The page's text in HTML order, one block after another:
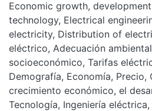
Economic growth,
technology, Electrical
electricity, Distribution of
eléctrico, Adecuación ambiental
socioeconómico, Tarifas
Demografía, Economía, Precio,
crecimiento económico, el
Tecnología, Ingeniería eléctrica,